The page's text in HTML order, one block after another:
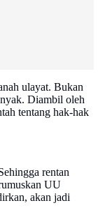
ulayat. Bukan
Diambil oleh
tentang hak-hak
rentan
UU
akan jadi